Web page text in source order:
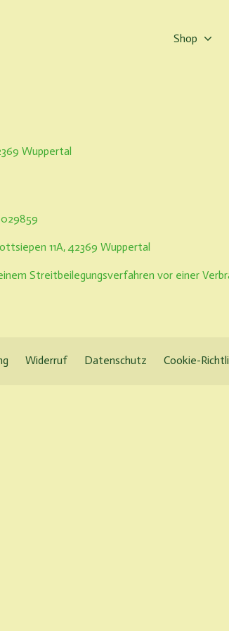
Shop
Wuppertal
11A, 42369 Wuppertal
Streitbeilegungsverfahren vor einer
Widerruf Datenschutz Cookie-